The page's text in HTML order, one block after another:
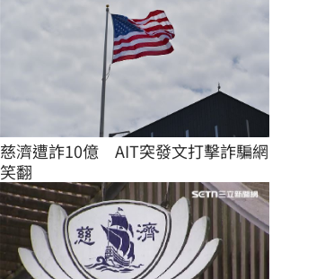
慈濟遭詐10億　AIT突發文打擊詐騙網
笑翻